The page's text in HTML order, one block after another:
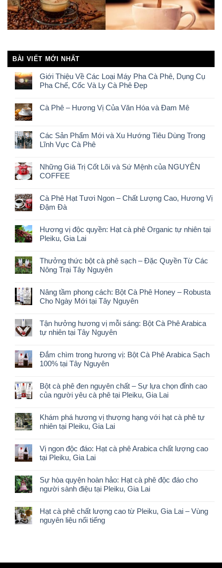
BÀI VIẾT MỚI NHẤT
Giới Thiệu Về Các Loại Máy Pha Cà Phê, Dụng Cụ
Pha Chế, Cốc Và Ly Cà Phê Đẹp
Cà Phê – Hương Vị Của Văn Hóa và Đam Mê
Các Sản Phẩm Mới và Xu Hướng Tiêu Dùng Trong
Lĩnh Vực Cà Phê
Những Giá Trị Cốt Lõi và Sứ Mệnh của NGUYÊN
COFFEE
Cà Phê Hạt Tươi Ngon – Chất Lượng Cao, Hương Vị
Đậm Đà
Hương vị độc quyền: Hạt cà phê Organic tự nhiên tại
Pleiku, Gia Lai
Thưởng thức bột cà phê sạch – Đặc Quyền Từ Các
Nông Trại Tây Nguyên
Nâng tầm phong cách: Bột Cà Phê Honey – Robusta
Cho Ngày Mới tại Tây Nguyên
Tận hưởng hương vị mỗi sáng: Bột Cà Phê Arabica
tự nhiên tại Tây Nguyên
Đắm chìm trong hương vị: Bột Cà Phê Arabica Sạch
100% tại Tây Nguyên
Bột cà phê đen nguyên chất – Sự lựa chọn đỉnh cao
của người yêu cà phê tại Pleiku, Gia Lai
Khám phá hương vị thượng hạng với hạt cà phê tự
nhiên tại Pleiku, Gia Lai
Vị ngon độc đáo: Hạt cà phê Arabica chất lượng cao
tại Pleiku, Gia Lai
Sự hòa quyện hoàn hảo: Hạt cà phê độc đáo cho
người sành điệu tại Pleiku, Gia Lai
Hạt cà phê chất lượng cao từ Pleiku, Gia Lai – Vùng
nguyên liệu nổi tiếng